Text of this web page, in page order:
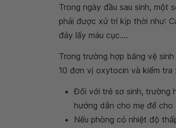
Trong ngày đầu sau sinh, một
phải được xử trí kịp thời như:
đáy lấy máu cục....
Trong trường hợp băng vệ
10 đơn vị oxytocin và kiểm tra
Đối với trẻ sơ sinh, trường
hướng dẫn cho mẹ để cho
Nếu phòng có nhiệt độ